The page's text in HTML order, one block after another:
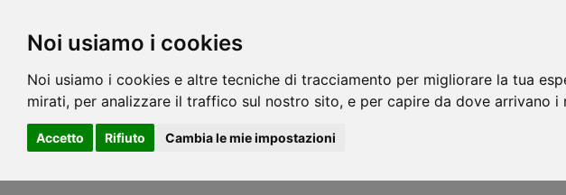
Noi usiamo i cookies
Noi usiamo i cookies e altre tecniche di tracciamento per migliorare la tua
mirati, per analizzare il traffico sul nostro sito, e per capire da dove arrivano i
Accetto Rifiuto Cambia le mie impostazioni